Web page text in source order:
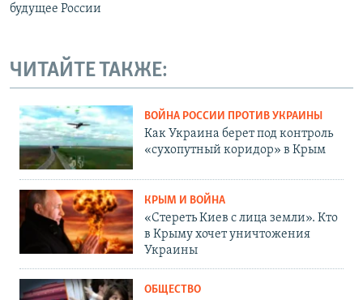
будущее России
ЧИТАЙТЕ ТАКЖЕ:
ВОЙНА РОССИИ ПРОТИВ УКРАИНЫ
Как Украина берет под контроль
«сухопутный коридор» в Крым
КРЫМ И ВОЙНА
«Стереть Киев с лица земли». Кто
в Крыму хочет уничтожения
Украины
ОБЩЕСТВО